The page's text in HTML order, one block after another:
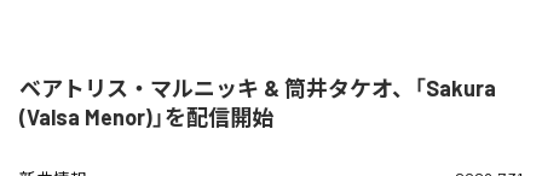
ベアトリス・マルニッキ & 筒井タケオ、「Sakura
(Valsa Menor)」を配信開始